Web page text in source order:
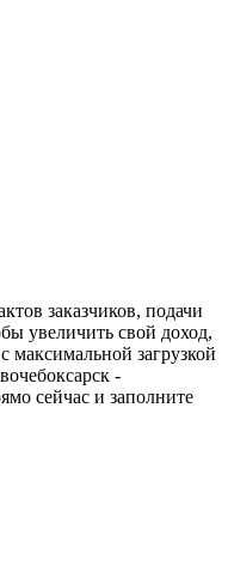
заказчиков, подачи
увеличить свой доход,
загрузкой
-
сейчас и заполните